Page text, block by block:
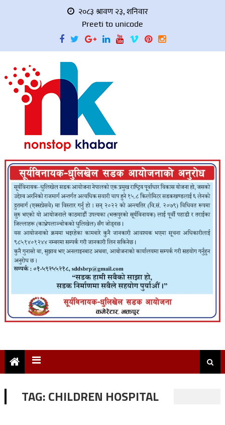
२०८३ श्रावण २३, शनिवार
Preeti to unicode
TAG:CHILDREN HOSPITAL